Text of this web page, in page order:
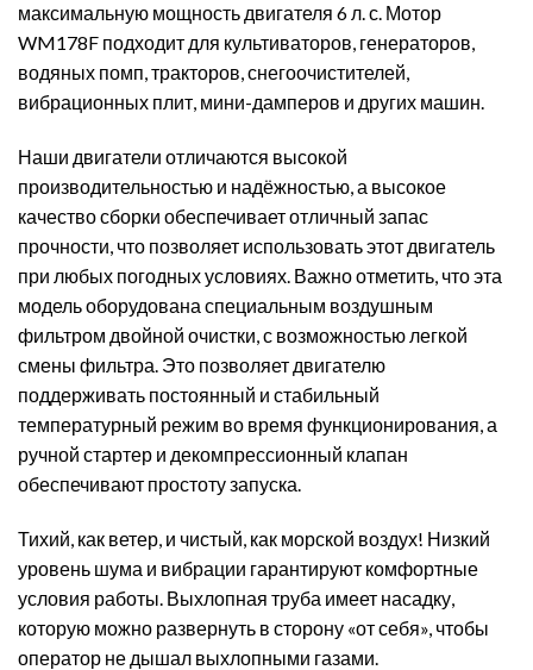
максимальную мощность двигателя 6 л. с. Мотор
WM178F подходит для культиваторов, генераторов,
водяных помп, тракторов, снегоочистителей,
вибрационных плит, мини-дамперов и других машин.
Наши двигатели отличаются высокой
производительностью и надёжностью, а высокое
качество сборки обеспечивает отличный запас
прочности, что позволяет использовать этот двигатель
при любых погодных условиях. Важно отметить, что эта
модель оборудована специальным воздушным
фильтром двойной очистки, с возможностью легкой
смены фильтра. Это позволяет двигателю
поддерживать постоянный и стабильный
температурный режим во время функционирования, а
ручной стартер и декомпрессионный клапан
обеспечивают простоту запуска.
Тихий, как ветер, и чистый, как морской воздух! Низкий
уровень шума и вибрации гарантируют комфортные
условия работы. Выхлопная труба имеет насадку,
которую можно развернуть в сторону «от себя», чтобы
оператор не дышал выхлопными газами.